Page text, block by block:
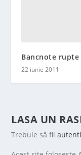
Bancnote
22 iunie 2011
LASA UN
Trebuie să fii